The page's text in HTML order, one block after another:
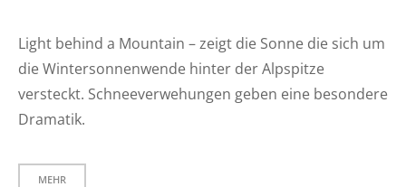
Light behind a Mountain – zeigt die Sonne die sich um
die Wintersonnenwende hinter der Alpspitze
versteckt. Schneeverwehungen geben eine besondere
Dramatik.
MEHR